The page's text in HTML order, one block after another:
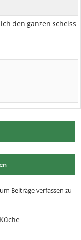
den ganzen scheiss
Beiträge verfassen zu